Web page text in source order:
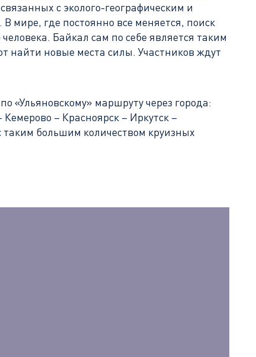
с эколого-географическим и
мире, где постоянно все меняется, поиск
Байкал сам по себе является таким
найти новые места силы. Участников ждут
«Ульяновскому» маршруту через города:
– Красноярск – Иркутск –
большим количеством круизных